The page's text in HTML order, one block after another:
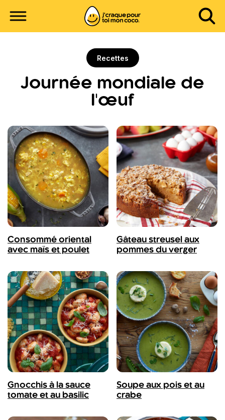
Recettes
Journée mondiale de
l'œuf
Consommé oriental
avec maïs et poulet
Gâteau streusel aux
pommes du verger
Gnocchis à la sauce
tomate et au basilic
Soupe aux pois et au
crabe